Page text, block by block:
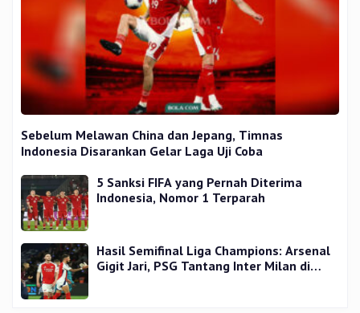
Sebelum Melawan China dan Jepang, Timnas
Indonesia Disarankan Gelar Laga Uji Coba
5 Sanksi FIFA yang Pernah Diterima
Indonesia, Nomor 1 Terparah
Hasil Semifinal Liga Champions: Arsenal
Gigit Jari, PSG Tantang Inter Milan di